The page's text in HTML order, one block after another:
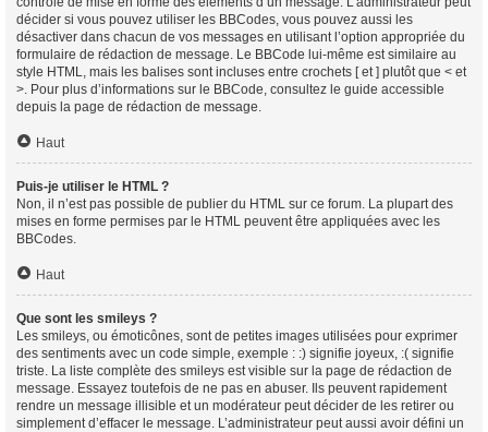
décider si vous pouvez utiliser les BBCodes, vous pouvez aussi les
désactiver dans chacun de vos messages en utilisant l’option appropriée du
formulaire de rédaction de message. Le BBCode lui-même est similaire au
style HTML, mais les balises sont incluses entre crochets [ et ] plutôt que < et
>. Pour plus d’informations sur le BBCode, consultez le guide accessible
depuis la page de rédaction de message.
Haut
Puis-je utiliser le HTML ?
Non, il n’est pas possible de publier du HTML sur ce forum. La plupart des
mises en forme permises par le HTML peuvent être appliquées avec les
BBCodes.
Haut
Que sont les smileys ?
Les smileys, ou émoticônes, sont de petites images utilisées pour exprimer
des sentiments avec un code simple, exemple : :) signifie joyeux, :( signifie
triste. La liste complète des smileys est visible sur la page de rédaction de
message. Essayez toutefois de ne pas en abuser. Ils peuvent rapidement
rendre un message illisible et un modérateur peut décider de les retirer ou
simplement d’effacer le message. L’administrateur peut aussi avoir défini un